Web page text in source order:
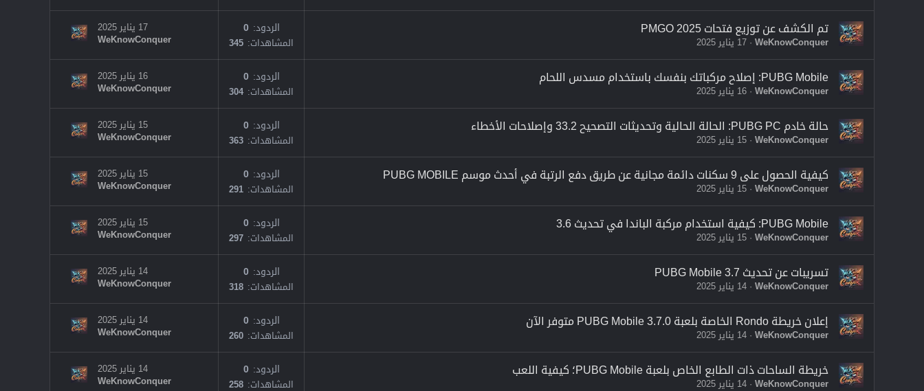
تم الكشف عن توزيع فتحات PMGO 2025
WeKnowConquer 17 يناير 2025
الردود 0
المشاهدات 345
17 يناير 2025
WeKnowConquer
PUBG Mobile: إصلاح مركباتك بنفسك باستخدام مسدس اللحام
WeKnowConquer 16 يناير 2025
الردود 0
المشاهدات 304
16 يناير 2025
WeKnowConquer
حالة خادم PUBG PC: الحالة الحالية وتحديثات التصحيح 33.2 وإصلاحات الأخطاء
WeKnowConquer 15 يناير 2025
الردود 0
المشاهدات 363
15 يناير 2025
WeKnowConquer
كيفية الحصول على 9 سكنات دائمة مجانية عن طريق دفع الرتبة في أحدث موسم PUBG MOBILE
WeKnowConquer 15 يناير 2025
الردود 0
المشاهدات 291
15 يناير 2025
WeKnowConquer
PUBG Mobile: كيفية استخدام مركبة الباندا في تحديث 3.6
WeKnowConquer 15 يناير 2025
الردود 0
المشاهدات 297
15 يناير 2025
WeKnowConquer
تسريبات عن تحديث PUBG Mobile 3.7
WeKnowConquer 14 يناير 2025
الردود 0
المشاهدات 318
14 يناير 2025
WeKnowConquer
إعلان خريطة Rondo الخاصة بلعبة PUBG Mobile 3.7.0 متوفر الآن
WeKnowConquer 14 يناير 2025
الردود 0
المشاهدات 260
14 يناير 2025
WeKnowConquer
خريطة الساحات ذات الطابع الخاص بلعبة PUBG Mobile؛ كيفية اللعب
WeKnowConquer 14 يناير 2025
الردود 0
المشاهدات 258
14 يناير 2025
WeKnowConquer